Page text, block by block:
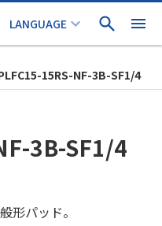
15RS-NF-3B-SF1/4
3B-SF1/4
形パッド。